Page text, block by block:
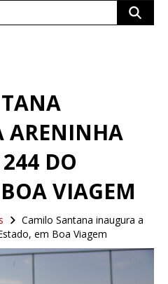
ARENINHA
DO
VIAGEM
Camilo Santana inaugura a
em Boa Viagem